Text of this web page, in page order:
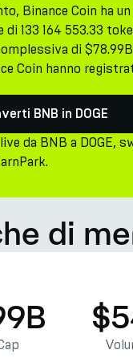
Binance Coin ha
di 133 164 553.33
di
Coin hanno
BNB in DOGE
da BNB a DOGE,
di